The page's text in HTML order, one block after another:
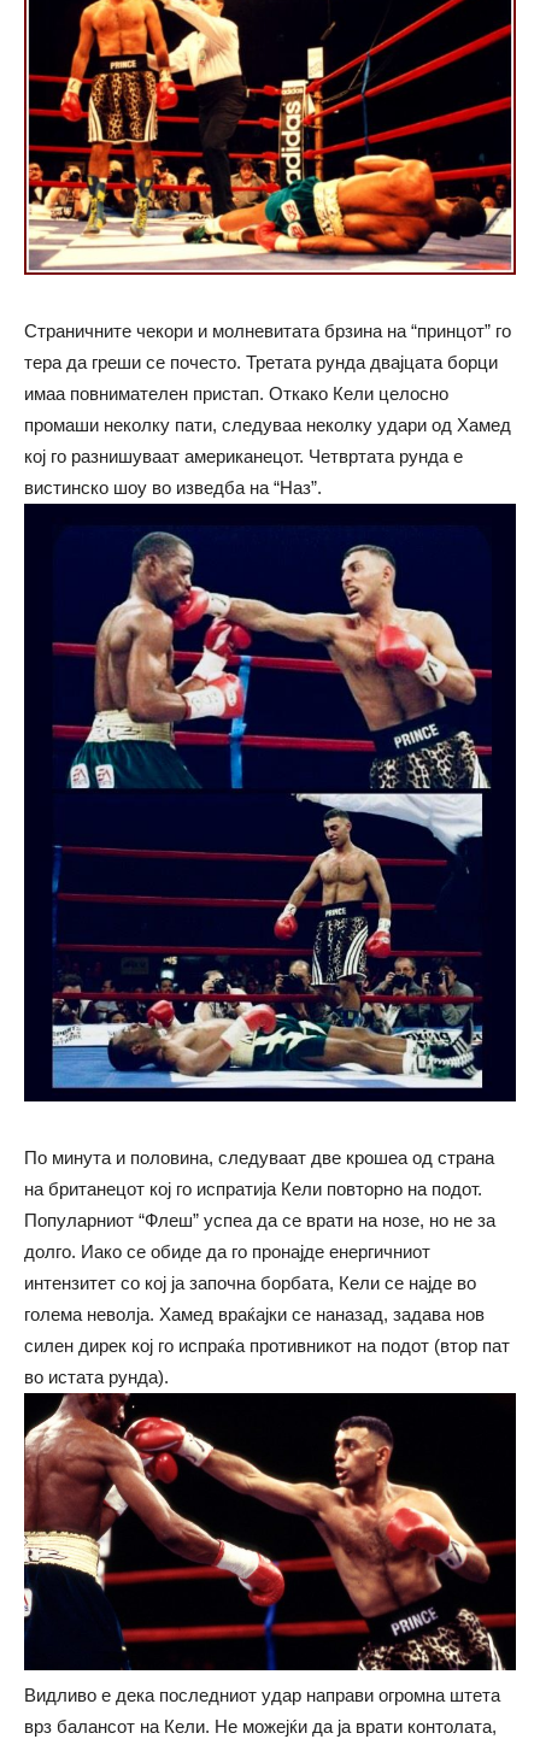
Страничните чекори и молневитата брзина на “принцот” го
тера да греши се почесто. Третата рунда двајцата борци
имаа повнимателен пристап. Откако Кели целосно
промаши неколку пати, следуваа неколку удари од Хамед
кој го разнишуваат американецот. Четвртата рунда е
вистинско шоу во изведба на “Наз”.
По минута и половина, следуваат две крошеа од страна
на британецот кој го испратија Кели повторно на подот.
Популарниот “Флеш” успеа да се врати на нозе, но не за
долго. Иако се обиде да го пронајде енергичниот
интензитет со кој ја започна борбата, Кели се најде во
голема неволја. Хамед враќајки се наназад, задава нов
силен дирек кој го испраќа противникот на подот (втор пат
во истата рунда).
Видливо е дека последниот удар направи огромна штета
врз балансот на Кели. Не можејќи да ја врати контолата,